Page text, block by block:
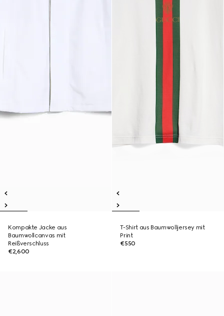
Kompakte Jacke aus
Baumwollcanvas mit
Reißverschluss
€2,600
T-Shirt aus Baumwolljersey mit
Print
€550